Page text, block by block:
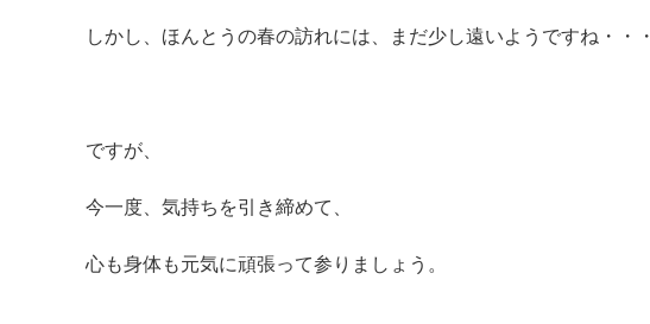
しかし、ほんとうの春の訪れには、まだ少し遠いようですね・・・
ですが、
今一度、気持ちを引き締めて、
心も身体も元気に頑張って参りましょう。